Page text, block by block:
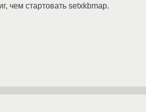
чем стартовать setxkbmap.